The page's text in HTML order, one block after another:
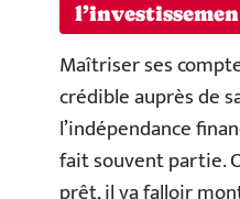
Maîtriser ses
crédible auprès de
l’indépendance
fait souvent partie.